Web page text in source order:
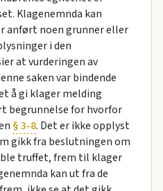
Klagenemnda kan
anført noen grunner eller
i den
at vurderingen av
saken var bindende
å gi klager melding
begrunnelse for hvorfor
§ 3-8. Det er ikke opplyst
gikk fra beslutningen om
truffet, frem til klager
kan ut fra de